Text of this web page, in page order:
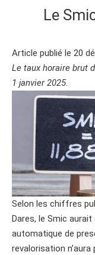
Le
Article publié le 20
Le taux horaire brut
1 janvier 2025.
Selon les chiffres
Dares, le Smic aurait
automatique de
revalorisation n’aura